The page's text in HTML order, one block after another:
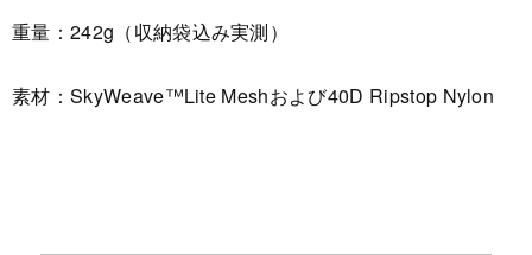
重量：242g（収納袋込み実測）
素材：SkyWeave™Lite Meshおよび40D Ripstop Nylon